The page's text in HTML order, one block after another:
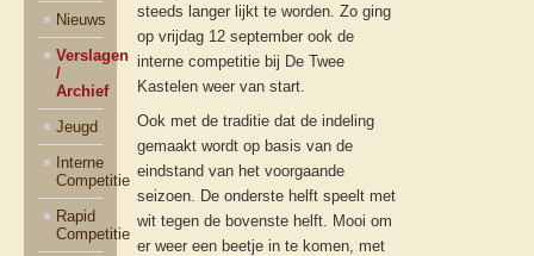
Nieuws
Verslagen
/
Archief
Jeugd
Interne
Competitie
Rapid
Competitie
steeds langer lijkt te worden. Zo ging
op vrijdag 12 september ook de
interne competitie bij De Twee
Kastelen weer van start.
Ook met de traditie dat de indeling
gemaakt wordt op basis van de
eindstand van het voorgaande
seizoen. De onderste helft speelt met
wit tegen de bovenste helft. Mooi om
er weer een beetje in te komen, met